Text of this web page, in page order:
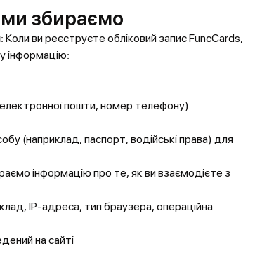
ми збираємо
: Коли ви реєструєте обліковий запис FuncCards,
інформацію:
пошти, номер телефону)
(наприклад, паспорт, водійські права) для
інформацію про те, як ви взаємодієте з
IP-адреса, тип браузера, операційна
на сайті